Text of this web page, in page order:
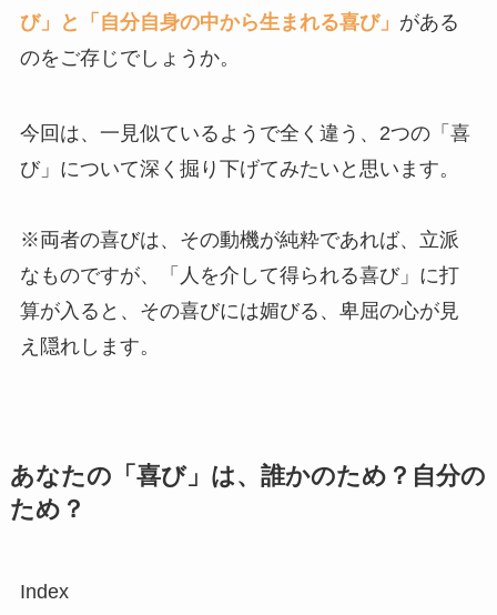
び」と「自分自身の中から生まれる喜び」 がある
のをご存じでしょうか。
今回は、一見似ているようで全く違う、2つの「喜
び」について深く掘り下げてみたいと思います。
※両者の喜びは、その動機が純粋であれば、立派
なものですが、「人を介して得られる喜び」に打
算が入ると、その喜びには媚びる、卑屈の心が見
え隠れします。
あなたの「喜び」は、誰かのため？自分の
ため？
Index